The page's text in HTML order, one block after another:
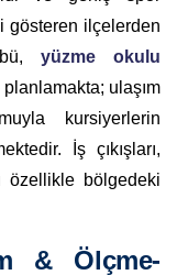
gösteren ilçelerden
yüzme okulu
ulaşım
kursiyerlerin
İş çıkışları,
özellikle bölgedeki
& Ölçme-